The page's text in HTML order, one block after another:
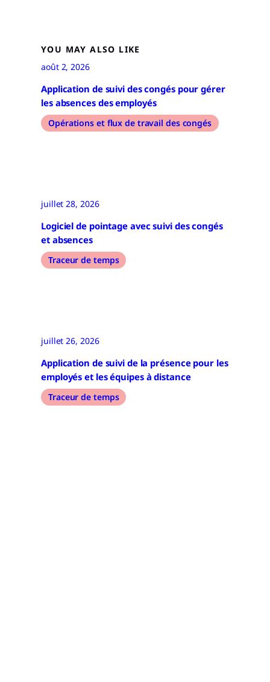
YOU MAY ALSO LIKE
août 2, 2026
Application de suivi des congés pour gérer
les absences des employés
Opérations et flux de travail des congés
juillet 28, 2026
Logiciel de pointage avec suivi des congés
et absences
Traceur de temps
juillet 26, 2026
Application de suivi de la présence pour les
employés et les équipes à distance
Traceur de temps